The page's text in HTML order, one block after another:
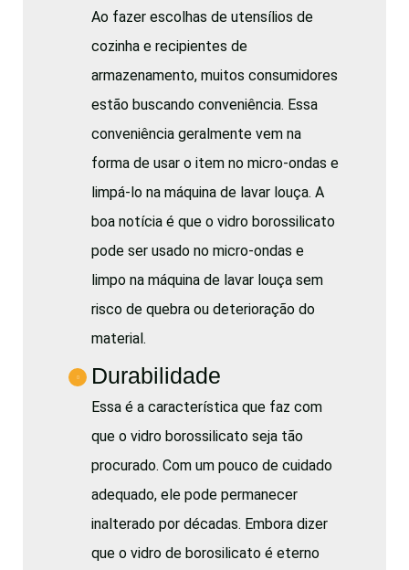
Ao fazer escolhas de utensílios de
cozinha e recipientes de
armazenamento, muitos consumidores
estão buscando conveniência. Essa
conveniência geralmente vem na
forma de usar o item no micro-ondas e
limpá-lo na máquina de lavar louça. A
boa notícia é que o vidro borossilicato
pode ser usado no micro-ondas e
limpo na máquina de lavar louça sem
risco de quebra ou deterioração do
material.
Durabilidade
Essa é a característica que faz com
que o vidro borossilicato seja tão
procurado. Com um pouco de cuidado
adequado, ele pode permanecer
inalterado por décadas. Embora dizer
que o vidro de borosilicato é eterno